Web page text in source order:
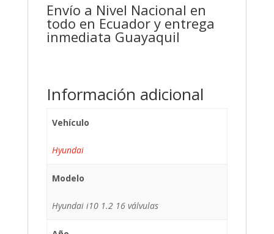
Envío a Nivel Nacional en
todo en Ecuador y entrega
inmediata Guayaquil
Información adicional
Vehículo
Hyundai
Modelo
Hyundai i10 1.2 16 válvulas